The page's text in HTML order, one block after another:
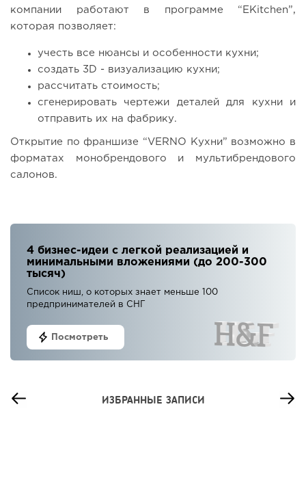
компании работают в программе “EKitchen”,
которая позволяет:
учесть все нюансы и особенности кухни;
создать 3D - визуализацию кухни;
рассчитать стоимость;
сгенерировать чертежи деталей для кухни и
отправить их на фабрику.
Открытие по франшизе “VERNO Кухни” возможно в
форматах монобрендового и мультибрендового
салонов.
4 бизнес-идеи с легкой реализацией и
минимальными вложениями (до 200-300
тысяч)
Список ниш, о которых знает меньше 100
предпринимателей в СНГ
Посмотреть
ИЗБРАННЫЕ ЗАПИСИ